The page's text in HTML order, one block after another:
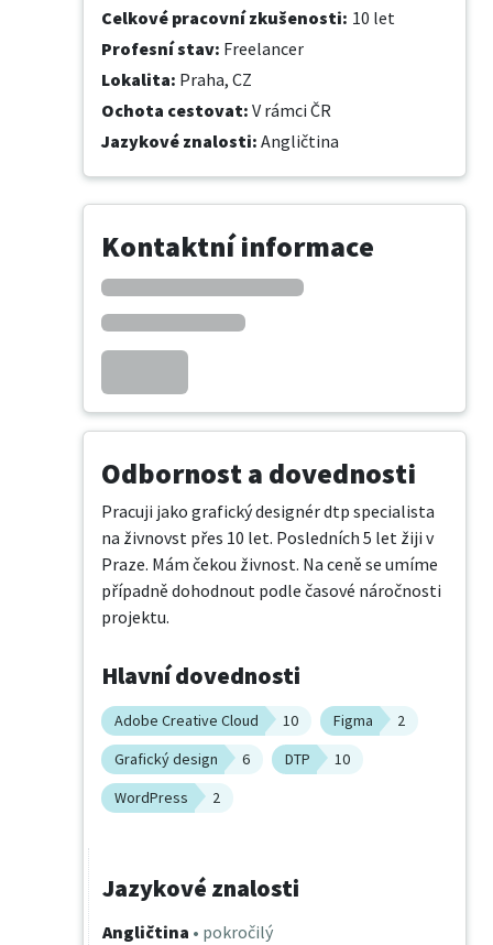
Celkové pracovní zkušenosti: 10 let
Profesní stav: Freelancer
Lokalita: Praha, CZ
Ochota cestovat: V rámci ČR
Jazykové znalosti: Angličtina
Kontaktní informace
Odbornost a dovednosti
Pracuji jako grafický designér dtp specialista
na živnovst přes 10 let. Posledních 5 let žiji v
Praze. Mám čekou živnost. Na ceně se umíme
případně dohodnout podle časové náročnosti
projektu.
Hlavní dovednosti
Adobe Creative Cloud 10 Figma
2
Grafický design
6 DTP
10
WordPress
2
Jazykové znalosti
Angličtina • pokročilý